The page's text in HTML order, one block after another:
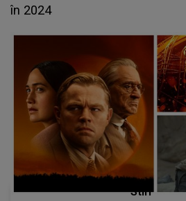
în 2024
Stiri